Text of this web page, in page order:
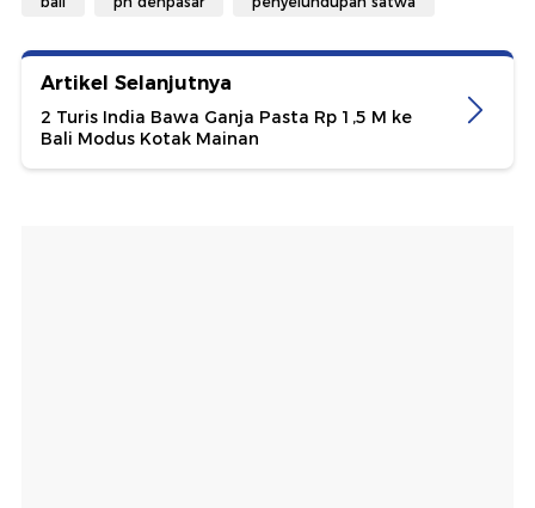
Artikel Selanjutnya
2 Turis India Bawa Ganja Pasta Rp 1,5 M ke
Bali Modus Kotak Mainan